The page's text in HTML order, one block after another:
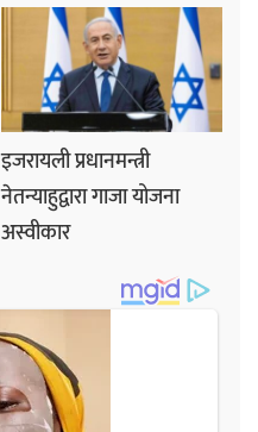
इजरायली प्रधानमन्त्री
नेतन्याहुद्वारा गाजा योजना
अस्वीकार